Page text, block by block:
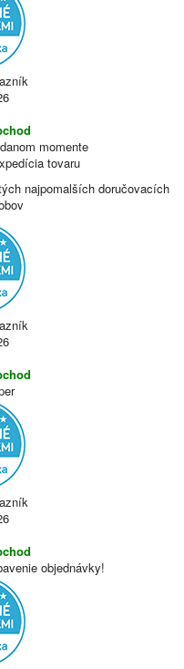
momente
tovaru
najpomalších doručovacích
objednávky!